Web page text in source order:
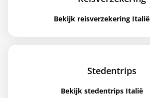
Bekijk reisverzekering Italië
Stedentrips
Bekijk stedentrips Italië